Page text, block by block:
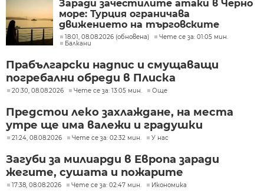
Заради зачестилите атаки в Черно
море: Турция ограничава
движението на търговските
кораби
18:01, 08.08.2026 (обновена)
Чете се за: 01:05 мин.
Балкани
Прабългарски надпис и смущаващи
погребални обреди в Плиска
20:30, 08.08.2026 Чете се за: 13:05 мин. Още
Предстои леко захлаждане, на места
утре ще има валежи и градушки
21:24, 08.08.2026 Чете се за: 02:32 мин. У нас
Загуби за милиарди в Европа заради
жегите, сушата и пожарите
17:38, 08.08.2026 Чете се за: 02:47 мин. Икономика